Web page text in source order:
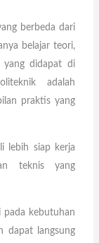
berbeda dari
belajar teori,
yang didapat di
adalah
praktis yang
lebih siap kerja
teknis yang
pada kebutuhan
dapat langsung